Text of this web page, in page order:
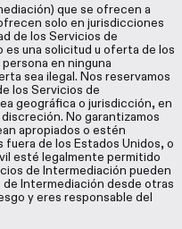
que se ofrecen a
solo en jurisdicciones
de los Servicios de
una solicitud u oferta de los
en ninguna
sea ilegal. Nos reservamos
los Servicios de
geográfica o jurisdicción, en
No garantizamos
apropiados o estén
fuera de los Estados Unidos, o
esté legalmente permitido
de Intermediación pueden
de Intermediación desde otras
y eres responsable del